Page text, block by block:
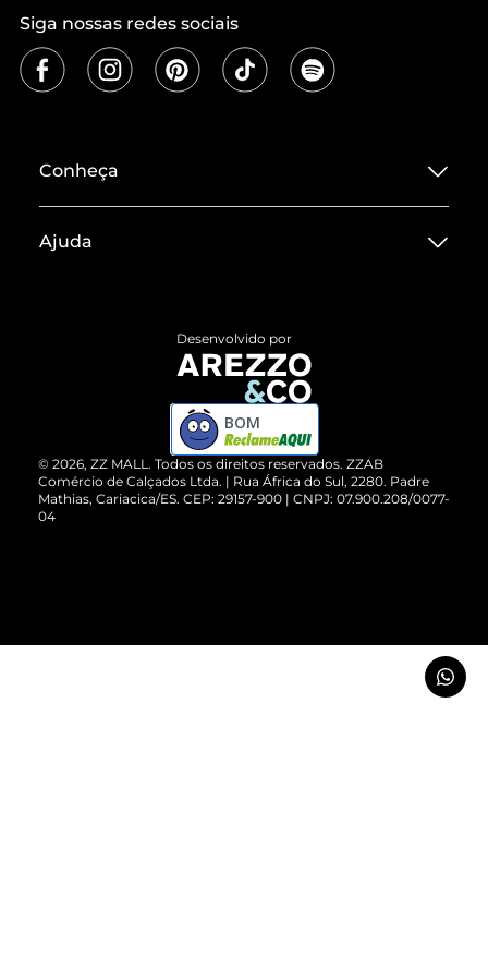
Siga nossas redes sociais
Conheça
Termos de Uso
ZZ MALL é confiável
Cartão Presente
Vendas Corporativas
Ajuda
Devolução do Produto
Compre pelo WhatsApp
© 2026, ZZ MALL. Todos os direitos reservados. ZZAB
Comércio de Calçados Ltda. | Rua África do Sul, 2280. Padre
Mathias, Cariacica/ES. CEP: 29157-900 | CNPJ: 07.900.208/0077-
04
Desenvolvido por
BOM